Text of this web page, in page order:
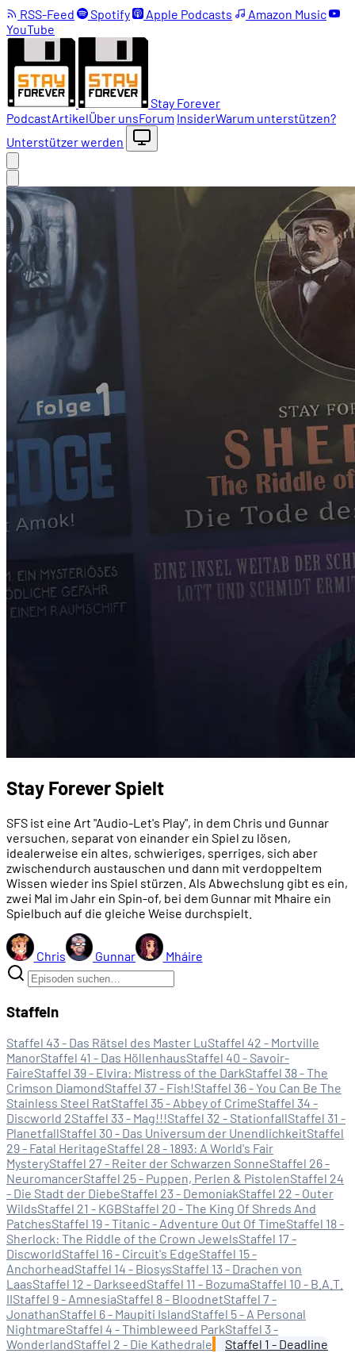
RSS-Feed Spotify Apple Podcasts
Amazon Music
YouTube
Stay Forever
PodcastArtikelÜber unsForum InsiderWarum unterstützen?
Unterstützer werden
Stay Forever Spielt
SFS ist eine Art "Audio-Let's Play", in dem Chris und Gunnar
versuchen, separat von einander ein Spiel zu lösen,
idealerweise ein altes, schwieriges, sperriges, sich aber
zwischendurch austauschen und dann mit verdoppeltem
Wissen wieder ins Spiel stürzen. Als Abwechslung gibt es ein,
zwei Mal im Jahr ein Spin-of, bei dem Gunnar mit Mhaire ein
Spielbuch auf die gleiche Weise durchspielt.
Chris Gunnar Mháire
Staffeln
Staffel 43 - Das Rätsel des Master LuStaffel 42 - Mortville
ManorStaffel 41 - Das HöllenhausStaffel 40 - Savoir-
FaireStaffel 39 - Elvira: Mistress of the DarkStaffel 38 - The
Crimson DiamondStaffel 37 - Fish!Staffel 36 - You Can Be The
Stainless Steel RatStaffel 35 - Abbey of CrimeStaffel 34 -
Discworld 2Staffel 33 - Mag!!!Staffel 32 - StationfallStaffel 31 -
PlanetfallStaffel 30 - Das Universum der UnendlichkeitStaffel
29 - Fatal HeritageStaffel 28 - 1893: A World's Fair
MysteryStaffel 27 - Reiter der Schwarzen SonneStaffel 26 -
NeuromancerStaffel 25 - Puppen, Perlen & PistolenStaffel 24
- Die Stadt der DiebeStaffel 23 - DemoniakStaffel 22 - Outer
WildsStaffel 21 - KGBStaffel 20 - The King Of Shreds And
PatchesStaffel 19 - Titanic - Adventure Out Of TimeStaffel 18 -
Sherlock: The Riddle of the Crown JewelsStaffel 17 -
DiscworldStaffel 16 - Circuit's EdgeStaffel 15 -
AnchorheadStaffel 14 - BiosysStaffel 13 - Drachen von
LaasStaffel 12 - DarkseedStaffel 11 - BozumaStaffel 10 - B.A.T.
IIStaffel 9 - AmnesiaStaffel 8 - BloodnetStaffel 7 -
JonathanStaffel 6 - Maupiti IslandStaffel 5 - A Personal
NightmareStaffel 4 - Thimbleweed ParkStaffel 3 -
WonderlandStaffel 2 - Die Kathedrale Staffel 1 - Deadline